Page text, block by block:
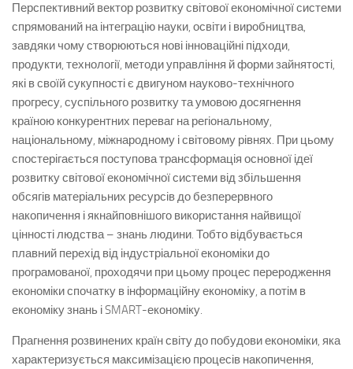
Перспективний вектор розвитку світової економічної системи
спрямований на інтеграцію науки, освіти і виробництва,
завдяки чому створюються нові інноваційні підходи,
продукти, технології, методи управління й форми зайнятості,
які в своїй сукупності є двигуном науково-технічного
прогресу, суспільного розвитку та умовою досягнення
країною конкурентних переваг на регіональному,
національному, міжнародному і світовому рівнях. При цьому
спостерігається поступова трансформація основної ідеї
розвитку світової економічної системи від збільшення
обсягів матеріальних ресурсів до безперервного
накопичення і якнайповнішого використання найвищої
цінності людства – знань людини. Тобто відбувається
плавний перехід від індустріальної економіки до
програмованої, проходячи при цьому процес переродження
економіки спочатку в інформаційну економіку, а потім в
економіку знань і SMART-економіку.
Прагнення розвинених країн світу до побудови економіки, яка
характеризується максимізацією процесів накопичення,